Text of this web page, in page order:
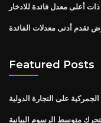
ذات أعلى معدل فائدة للادخار
تقدم أدنى معدلات الفائدة
Featured Posts
على التجارة الدولية
متوسط ​​الرسوم البيانية